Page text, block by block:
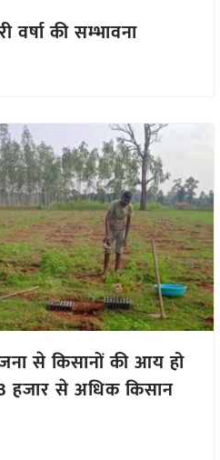
की सम्भावना
से किसानों की आय हो
हजार से अधिक किसान